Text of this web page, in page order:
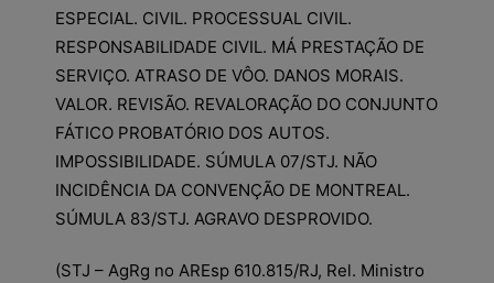
ESPECIAL. CIVIL. PROCESSUAL CIVIL.
RESPONSABILIDADE CIVIL. MÁ PRESTAÇÃO DE
SERVIÇO. ATRASO DE VÔO. DANOS MORAIS.
VALOR. REVISÃO. REVALORAÇÃO DO CONJUNTO
FÁTICO PROBATÓRIO DOS AUTOS.
IMPOSSIBILIDADE. SÚMULA 07/STJ. NÃO
INCIDÊNCIA DA CONVENÇÃO DE MONTREAL.
SÚMULA 83/STJ. AGRAVO DESPROVIDO.
(STJ – AgRg no AREsp 610.815/RJ, Rel. Ministro